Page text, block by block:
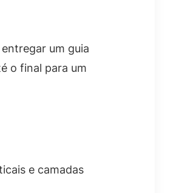
um guia
o final para um
e camadas